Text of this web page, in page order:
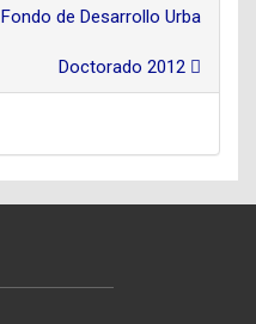
de Desarrollo Urba
Doctorado 2012